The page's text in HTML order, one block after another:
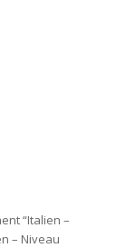
“Italien –
– Niveau